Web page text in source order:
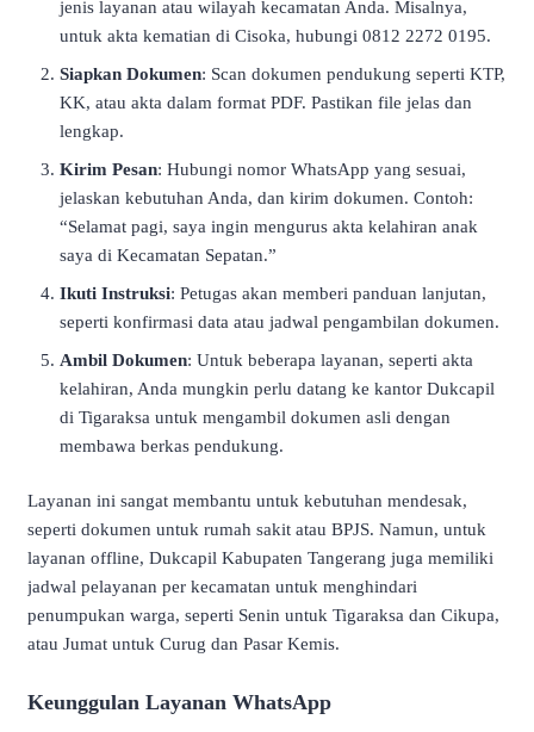
jenis layanan atau wilayah kecamatan Anda. Misalnya,
untuk akta kematian di Cisoka, hubungi 0812 2272 0195.
Siapkan Dokumen: Scan dokumen pendukung seperti KTP,
KK, atau akta dalam format PDF. Pastikan file jelas dan
lengkap.
Kirim Pesan: Hubungi nomor WhatsApp yang sesuai,
jelaskan kebutuhan Anda, dan kirim dokumen. Contoh:
“Selamat pagi, saya ingin mengurus akta kelahiran anak
saya di Kecamatan Sepatan.”
Ikuti Instruksi: Petugas akan memberi panduan lanjutan,
seperti konfirmasi data atau jadwal pengambilan dokumen.
Ambil Dokumen: Untuk beberapa layanan, seperti akta
kelahiran, Anda mungkin perlu datang ke kantor Dukcapil
di Tigaraksa untuk mengambil dokumen asli dengan
membawa berkas pendukung.
Layanan ini sangat membantu untuk kebutuhan mendesak,
seperti dokumen untuk rumah sakit atau BPJS. Namun, untuk
layanan offline, Dukcapil Kabupaten Tangerang juga memiliki
jadwal pelayanan per kecamatan untuk menghindari
penumpukan warga, seperti Senin untuk Tigaraksa dan Cikupa,
atau Jumat untuk Curug dan Pasar Kemis.
Keunggulan Layanan WhatsApp